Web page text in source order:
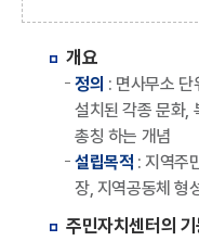
개요
정의 : 면사무소 단
설치된 각종 문화,
총칭 하는 개념
설립목적 : 지역주
장, 지역공동체 형
주민자치센터의 기